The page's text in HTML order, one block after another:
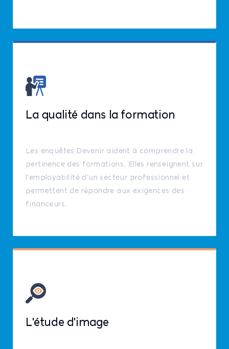
La qualité dans la formation
Les enquêtes Devenir aident à comprendre la
pertinence des formations. Elles renseignent sur
l’employabilité d’un secteur professionnel et
permettent de répondre aux exigences des
financeurs.
L'étude d'image